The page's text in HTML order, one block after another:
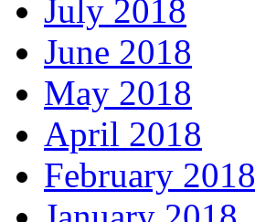
July 2018
June 2018
May 2018
April 2018
February 2018